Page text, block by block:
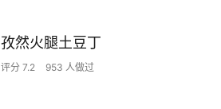
孜然火腿土豆丁
评分 7.2 953 人做过